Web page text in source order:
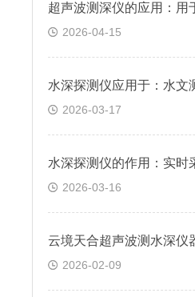
2026-04-15
2026-03-17
2026-03-16
2026-02-09